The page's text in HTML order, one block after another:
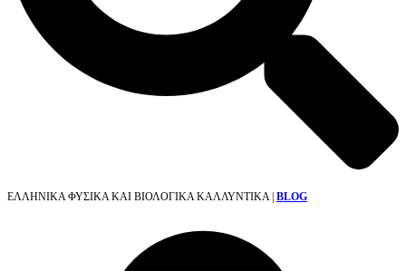
ΕΛΛΗΝΙΚΑ ΦΥΣΙΚΑ ΚΑΙ ΒΙΟΛΟΓΙΚΑ ΚΑΛΛΥΝΤΙΚΑ | BLOG